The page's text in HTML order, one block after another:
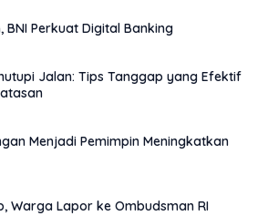
BNI Perkuat Digital Banking
Jalan: Tips Tanggap yang Efektif
Menjadi Pemimpin Meningkatkan
Warga Lapor ke Ombudsman RI